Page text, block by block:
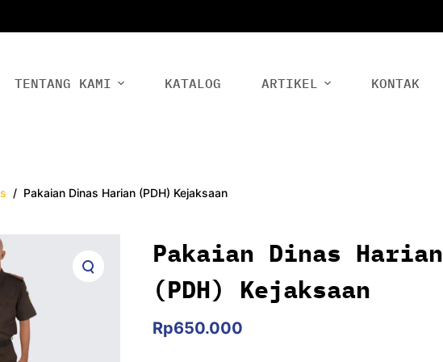
TENTANG KAMI KATALOG ARTIKEL KONTAK
/ Pakaian Dinas Harian (PDH) Kejaksaan
Pakaian Dinas Harian
(PDH) Kejaksaan
Rp650.000